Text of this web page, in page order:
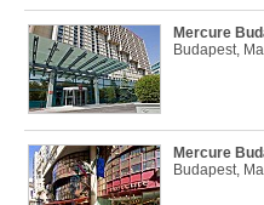
Mercure
Budapest,
Mercure
Budapest,